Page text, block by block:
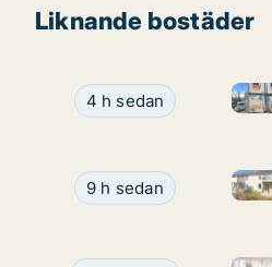
Liknande bostäder
Ca. 90 m2 lägenhet
4 h sedan Ca.
Ca. 70 m2 lägenhet
9 h sedan Ca.